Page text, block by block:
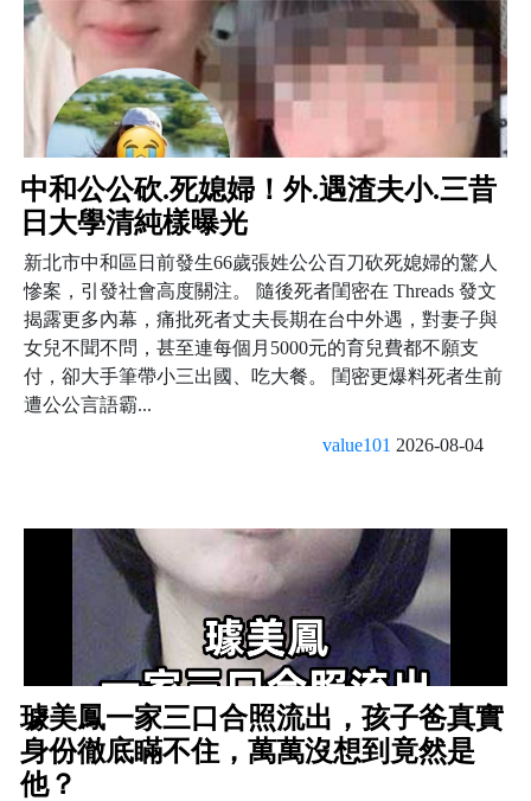
中和公公砍.死媳婦！外.遇渣夫小.三昔
日大學清純樣曝光
新北市中和區日前發生66歲張姓公公百刀砍死媳婦的驚人
慘案，引發社會高度關注。 隨後死者閨密在 Threads 發文
揭露更多內幕，痛批死者丈夫長期在台中外遇，對妻子與
女兒不聞不問，甚至連每個月5000元的育兒費都不願支
付，卻大手筆帶小三出國、吃大餐。 閨密更爆料死者生前
遭公公言語霸...
value101 2026-08-04
璩美鳳一家三口合照流出，孩子爸真實
身份徹底瞞不住，萬萬沒想到竟然是
他？